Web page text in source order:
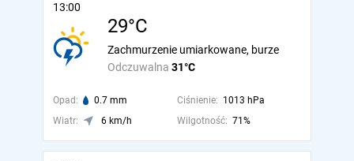
13:00
29°C
Odczuwalna 31°C
Zachmurzenie umiarkowane, burze
Opad: 0.7 mm Ciśnienie: 1013 hPa
Wiatr:
6 km/h Wilgotność: 71%